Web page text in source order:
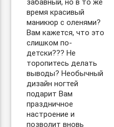
забавный, но в то же
время красивый
маникюр с оленями?
Вам кажется, что это
слишком по-
детски??? Не
торопитесь делать
выводы? Необычный
дизайн ногтей
подарит Вам
праздничное
настроение и
позволит вновь